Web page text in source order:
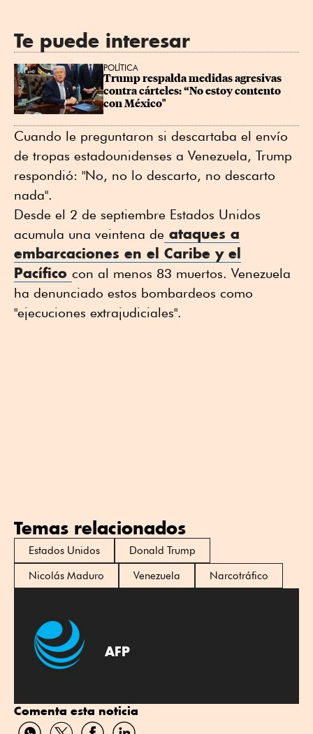
Te puede interesar
POLÍTICA
Trump respalda medidas agresivas
contra cárteles: “No estoy contento
con México"
Cuando le preguntaron si descartaba el envío
de tropas estadounidenses a Venezuela, Trump
respondió: "No, no lo descarto, no descarto
nada".
Desde el 2 de septiembre Estados Unidos
acumula una veintena de ataques a
embarcaciones en el Caribe y el
Pacífico con al menos 83 muertos. Venezuela
ha denunciado estos bombardeos como
"ejecuciones extrajudiciales".
Temas relacionados
Estados Unidos
Donald Trump
Nicolás Maduro
Venezuela Narcotráfico
AFP
Comenta esta noticia